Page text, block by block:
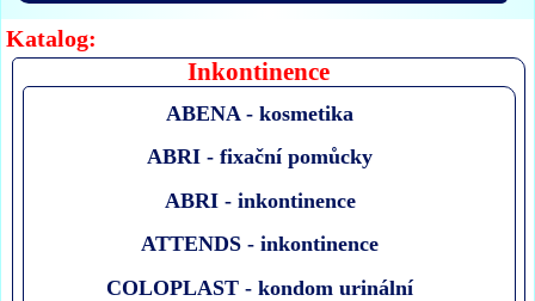
Katalog:
Inkontinence
ABENA - kosmetika
ABRI - fixační pomůcky
ABRI - inkontinence
ATTENDS - inkontinence
COLOPLAST - kondom urinální